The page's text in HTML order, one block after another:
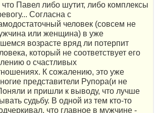
Павел либо шутит, либо комплексы
Согласна с
человек (совсем не
или женщина) в уже
возрасте вряд ли потерпит
который не соответствует его
о счастливых
К сожалению, это уже
представители Рупора(и не
и пришли к выводу, что лучше
судьбу. В одной из тем кто-то
что главное в мужчине -